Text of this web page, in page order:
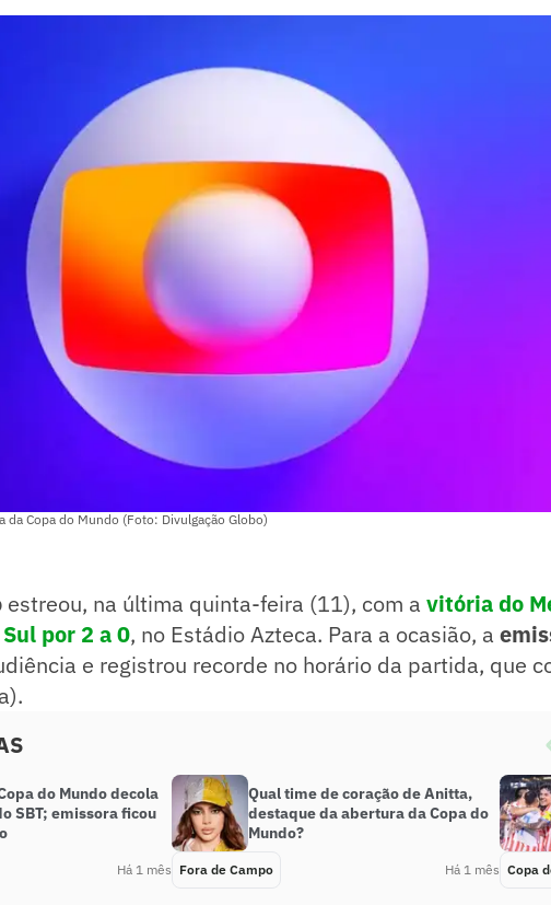
Copa do Mundo (Foto: Divulgação Globo)
estreou, na última quinta-feira (11), com a vitória do
por 2 a 0, no Estádio Azteca. Para a ocasião, a
e registrou recorde no horário da partida, que
do Mundo decola
SBT; emissora ficou
Há 1 mês
Qual time de coração de Anitta,
destaque da abertura da Copa do
Mundo?
Fora de Campo Há 1 mês Copa